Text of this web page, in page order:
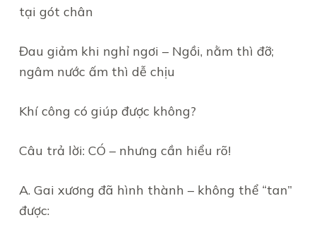
tại gót chân
Đau giảm khi nghỉ ngơi – Ngồi, nằm thì đỡ;
ngâm nước ấm thì dễ chịu
Khí công có giúp được không?
Câu trả lời: CÓ – nhưng cần hiểu rõ!
A. Gai xương đã hình thành – không thể “tan”
được: